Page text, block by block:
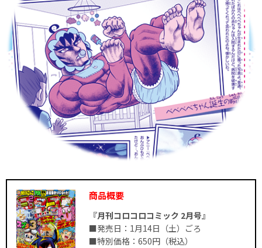
商品概要
『月刊コロコロコミック 2月号』
■発売日：1月14日（土）ごろ
■特別価格：650円（税込）